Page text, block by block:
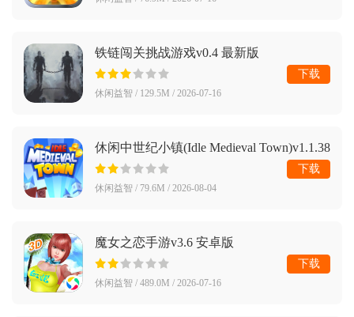
铁链闯关挑战游戏v0.4 最新版
休闲益智 / 129.5M / 2026-07-16
下载
休闲中世纪小镇(Idle Medieval Town)v1.1.38
最新版
休闲益智 / 79.6M / 2026-08-04
下载
魔女之恋手游v3.6 安卓版
休闲益智 / 489.0M / 2026-07-16
下载